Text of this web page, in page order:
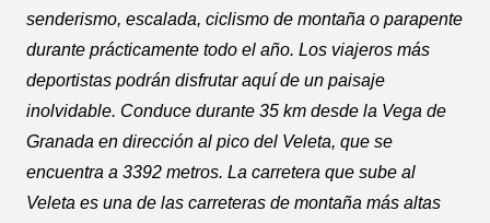
senderismo, escalada, ciclismo de montaña o parapente
durante prácticamente todo el año. Los viajeros más
deportistas podrán disfrutar aquí de un paisaje
inolvidable. Conduce durante 35 km desde la Vega de
Granada en dirección al pico del Veleta, que se
encuentra a 3392 metros. La carretera que sube al
Veleta es una de las carreteras de montaña más altas